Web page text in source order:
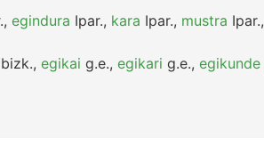
, egindura Ipar., kara Ipar., mustra Ipar.,
bizk., egikai g.e., egikari g.e., egikunde